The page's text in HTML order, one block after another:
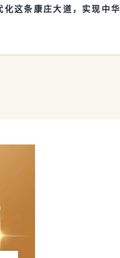
这条康庄大道，实现中华